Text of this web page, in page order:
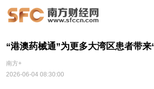
“港澳药械通”为更多大湾区患者带来
南方+
2026-06-04 08:30:00